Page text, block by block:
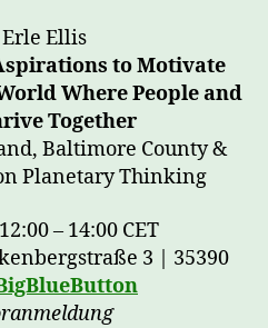
Ellis
to Motivate
Where People and
Together
Baltimore County &
Planetary Thinking
– 14:00 CET
3 | 35390